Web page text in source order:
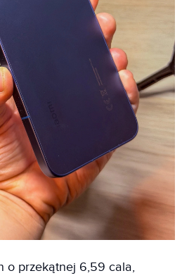
o przekątnej 6,59 cala,